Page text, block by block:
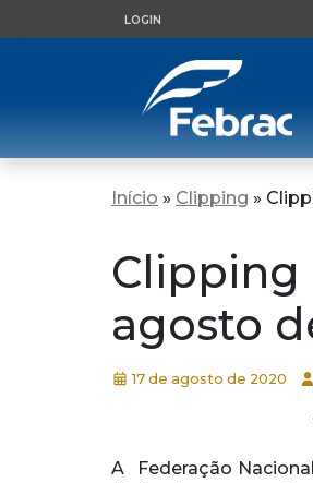
LOGIN
Início » Clipping »
Clipping
agosto
17 de agosto de 2020
A Federação